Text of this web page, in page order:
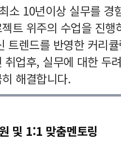
소 10년이상 실무를 경
트 위주의 수업을 진
트렌드를 반영한 커리
취업후, 실무에 대한 두
해결합니다.
및 1:1 맞춤멘토링